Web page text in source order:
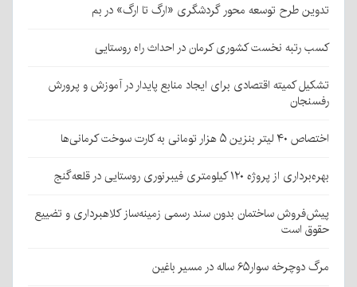
تدوین طرح توسعه محور گردشگری «ارگ تا ارگ» در بم
کسب رتبه نخست کشوری کرمان در احداث راه روستایی
تشکیل کمیته اقتصادی برای ایجاد منابع پایدار در آموزش و پرورش
رفسنجان
اختصاص ۴۰ لیتر بنزین ۵ هزار تومانی به کارت سوخت کرمانی‌ها
بهره‌برداری از پروژه ۱۲۰ کیلومتری فیبرنوری روستایی در قلعه‌گنج
پیش‌فروش ساختمان بدون سند رسمی زمینه‌ساز کلاهبرداری و تضییع
حقوق است
مرگ دوچرخه سوار۶۵ ساله در مسیر باغین